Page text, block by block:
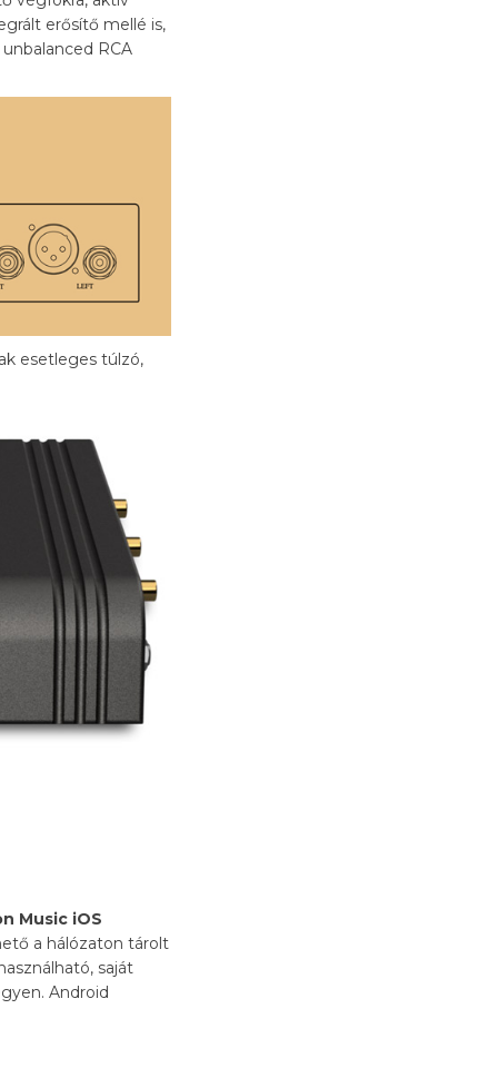
erősítő mellé is,
RCA
esetleges túlzó,
Music iOS
a hálózaton tárolt
saját
Android